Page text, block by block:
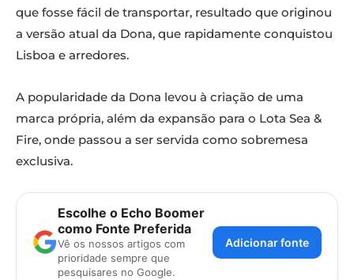
que fosse fácil de transportar, resultado que originou
a versão atual da Dona, que rapidamente conquistou
Lisboa e arredores.
A popularidade da Dona levou à criação de uma
marca própria, além da expansão para o Lota Sea &
Fire, onde passou a ser servida como sobremesa
exclusiva.
Escolhe o Echo Boomer
como Fonte Preferida
Vê os nossos artigos com
prioridade sempre que
pesquisares no Google.
Adicionar fonte